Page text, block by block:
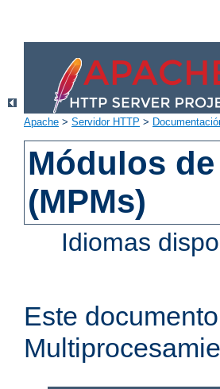
Apache > Servidor HTTP >
Módulos
(MPMs)
Idiomas
Este